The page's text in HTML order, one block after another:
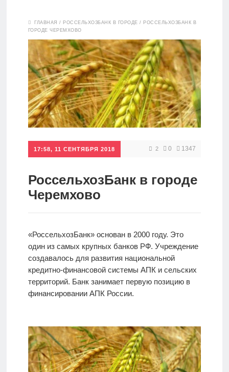
Дебетовые
карты
Кредитные
карты
Кредиты
Ипотеки
ГЛАВНАЯ / РОССЕЛЬХОЗБАНК В ГОРОДЕ / РОССЕЛЬХОЗБАНК В
ГОРОДЕ ЧЕРЕМХОВО
17:58, 11 СЕНТЯБРЯ 2018 2 0 1347
РоссельхозБанк в городе
Черемхово
«РоссельхозБанк» основан в 2000 году. Это
один из самых крупных банков РФ. Учреждение
создавалось для развития национальной
кредитно-финансовой системы АПК и сельских
территорий. Банк занимает первую позицию в
финансировании АПК России.